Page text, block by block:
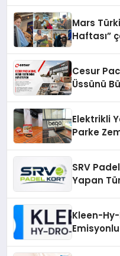
Mars
Haftası”
Cesur
Üssünü
Elektrikli
Parke
SRV
Yapan
Kleen-Hy-